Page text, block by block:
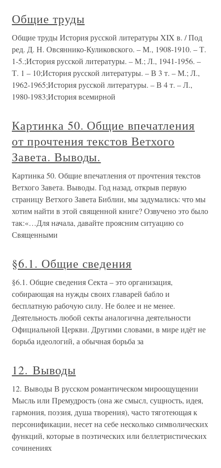
Общие труды
Общие труды История русской литературы XIX в. / Под
ред. Д. Н. Овсяннико-Куликовского. – М., 1908-1910. – Т.
1-5.;История русской литературы. – М.; Л., 1941-1956. –
Т. 1 – 10;История русской литературы. – В 3 т. – М.; Л.,
1962-1965;История русской литературы. – В 4 т. – Л.,
1980-1983;История всемирной
Картинка 50. Общие впечатления
от прочтения текстов Ветхого
Завета. Выводы.
Картинка 50. Общие впечатления от прочтения текстов
Ветхого Завета. Выводы. Год назад, открыв первую
страницу Ветхого Завета Библии, мы задумались: что мы
хотим найти в этой священной книге? Озвучено это было
так:«…Для начала, давайте проясним ситуацию со
Священными
§6.1. Общие сведения
§6.1. Общие сведения Секта – это организация,
собирающая на нужды своих главарей бабло и
бесплатную рабочую силу. Не более и не менее.
Деятельность любой секты аналогична деятельности
Официальной Церкви. Другими словами, в мире идёт не
борьба идеологий, а обычная борьба за
12. Выводы
12. Выводы В русском романтическом мироощущении
Мысль или Премудрость (она же смысл, сущность, идея,
гармония, поэзия, душа творения), часто тяготеющая к
персонификации, несет на себе несколько символических
функций, которые в поэтических или беллетристических
сочинениях